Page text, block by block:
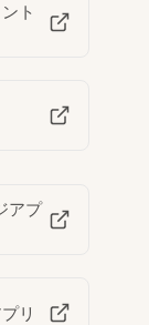
ト
アプ
リ